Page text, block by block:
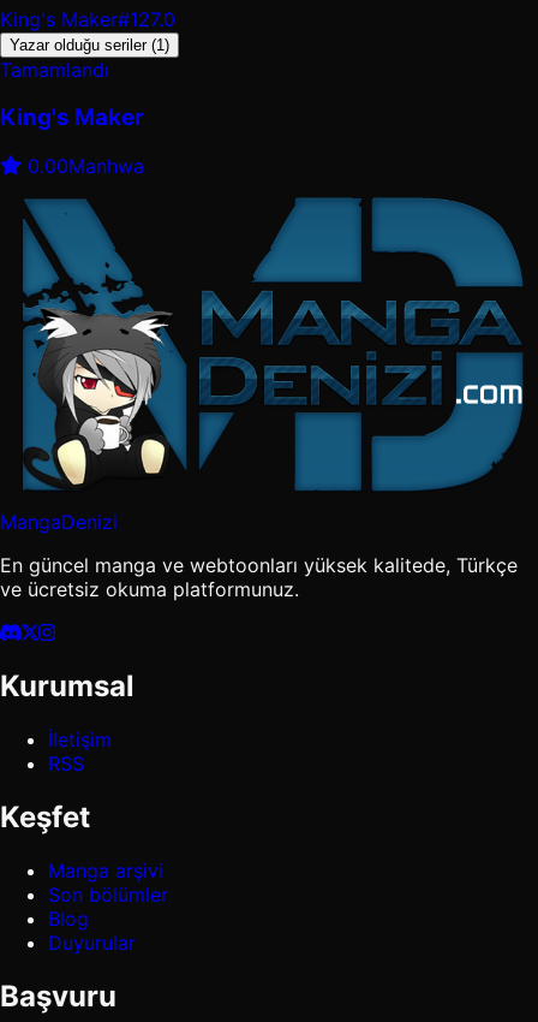
King's Maker#127.0
Yazar olduğu seriler (1)
Tamamlandı
King's Maker
0.00Manhwa
MangaDenizi
En güncel manga ve webtoonları yüksek kalitede, Türkçe
ve ücretsiz okuma platformunuz.
Kurumsal
İletişim
RSS
Keşfet
Manga arşivi
Son bölümler
Blog
Duyurular
Başvuru